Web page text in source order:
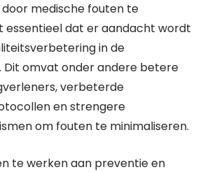
medische fouten te
essentieel dat er aandacht wordt
in de
Dit omvat onder andere betere
verbeterde
en strengere
om fouten te minimaliseren.
te werken aan preventie en